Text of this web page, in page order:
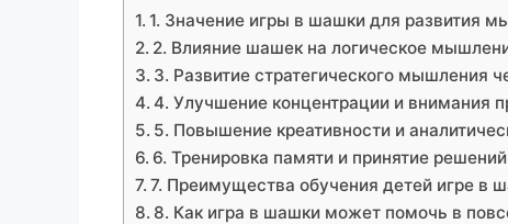
1. Значение игры в шашки для развития
2. Влияние шашек на логическое
3. Развитие стратегического мышления
4. Улучшение концентрации и внимания
5. Повышение креативности и
6. Тренировка памяти и принятие
7. Преимущества обучения детей игре в
8. Как игра в шашки может помочь в